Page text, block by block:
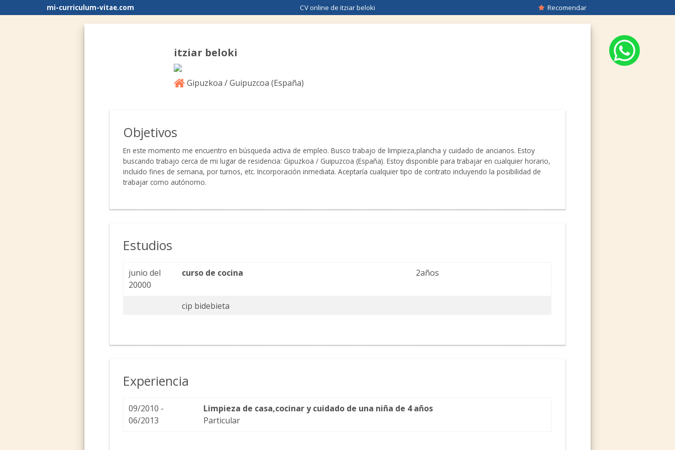
mi-curriculum-vitae.com CV online de itziar beloki Recomendar
itziar beloki
Gipuzkoa / Guipuzcoa (España)
Objetivos
En este momento me encuentro en búsqueda activa de empleo. Busco trabajo de limpieza,plancha y cuidado de ancianos. Estoy
buscando trabajo cerca de mi lugar de residencia: Gipuzkoa / Guipuzcoa (España). Estoy disponible para trabajar en cualquier horario,
incluido fines de semana, por turnos, etc. Incorporación inmediata. Aceptaría cualquier tipo de contrato incluyendo la posibilidad de
trabajar como autónomo.
Estudios
junio del
20000
curso de cocina 2años
cip bidebieta
Experiencia
09/2010 -
06/2013
Limpieza de casa,cocinar y cuidado de una niña de 4 años
Particular